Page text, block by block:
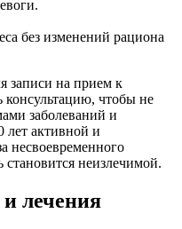
без изменений рациона
записи на прием к
консультацию, чтобы не
заболеваний и
лет активной и
несвоевременного
становится неизлечимой.
лечения